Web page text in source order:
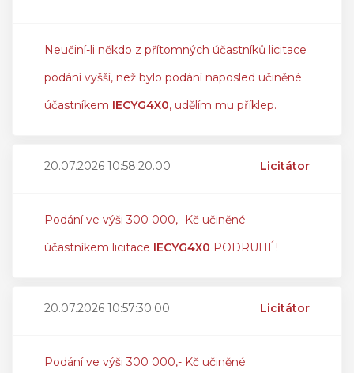
Neučiní-li někdo z přítomných účastníků licitace
podání vyšší, než bylo podání naposled učiněné
účastníkem IECYG4X0, udělím mu příklep.
20.07.2026 10:58:20.00 Licitátor
Podání ve výši 300 000,- Kč učiněné
účastníkem licitace IECYG4X0 PODRUHÉ!
20.07.2026 10:57:30.00 Licitátor
Podání ve výši 300 000,- Kč učiněné